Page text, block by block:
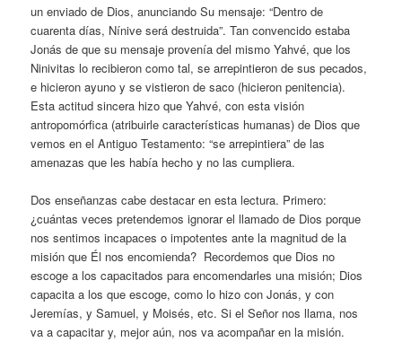
un enviado de Dios, anunciando Su mensaje: “Dentro de
cuarenta días, Nínive será destruida”. Tan convencido estaba
Jonás de que su mensaje provenía del mismo Yahvé, que los
Ninivitas lo recibieron como tal, se arrepintieron de sus pecados,
e hicieron ayuno y se vistieron de saco (hicieron penitencia).
Esta actitud sincera hizo que Yahvé, con esta visión
antropomórfica (atribuirle características humanas) de Dios que
vemos en el Antiguo Testamento: “se arrepintiera” de las
amenazas que les había hecho y no las cumpliera.
Dos enseñanzas cabe destacar en esta lectura. Primero:
¿cuántas veces pretendemos ignorar el llamado de Dios porque
nos sentimos incapaces o impotentes ante la magnitud de la
misión que Él nos encomienda? Recordemos que Dios no
escoge a los capacitados para encomendarles una misión; Dios
capacita a los que escoge, como lo hizo con Jonás, y con
Jeremías, y Samuel, y Moisés, etc. Si el Señor nos llama, nos
va a capacitar y, mejor aún, nos va acompañar en la misión.